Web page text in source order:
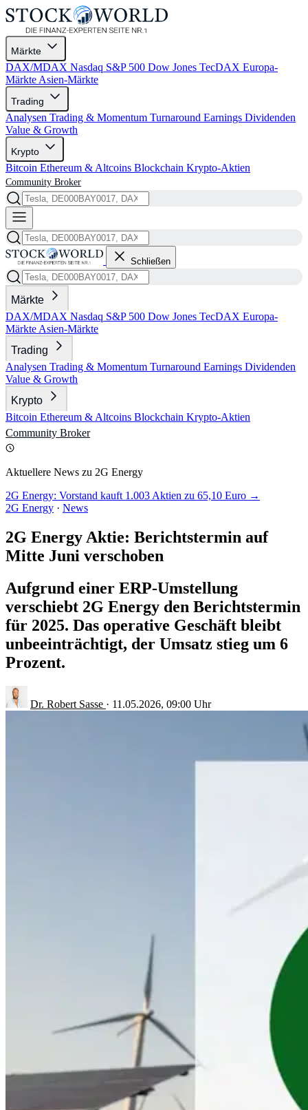
Märkte
DAX/MDAX Nasdaq S&P 500 Dow Jones TecDAX Europa-
Märkte Asien-Märkte
Trading
Analysen Trading & Momentum Turnaround Earnings Dividenden
Value & Growth
Krypto
Bitcoin Ethereum & Altcoins Blockchain Krypto-Aktien
Community Broker
Schließen
Märkte
DAX/MDAX Nasdaq S&P 500 Dow Jones TecDAX Europa-
Märkte Asien-Märkte
Trading
Analysen Trading & Momentum Turnaround Earnings Dividenden
Value & Growth
Krypto
Bitcoin Ethereum & Altcoins Blockchain Krypto-Aktien
Community Broker
Aktuellere News zu 2G Energy
2G Energy: Vorstand kauft 1.003 Aktien zu 65,10 Euro →
2G Energy · News
2G Energy Aktie: Berichtstermin auf
Mitte Juni verschoben
Aufgrund einer ERP-Umstellung
verschiebt 2G Energy den Berichtstermin
für 2025. Das operative Geschäft bleibt
unbeeinträchtigt, der Umsatz stieg um 6
Prozent.
Dr. Robert Sasse · 11.05.2026, 09:00 Uhr